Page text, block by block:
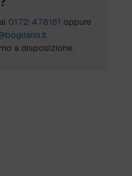
0172 478161 oppure
.
a disposizione.